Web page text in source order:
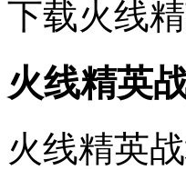
下载火线
火线精英
火线精英